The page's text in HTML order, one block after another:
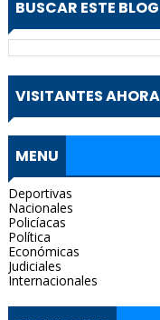
BUSCAR ESTE BLOG
VISITANTES AHORA
MENU
Deportivas
Nacionales
Policíacas
Política
Económicas
Judiciales
Internacionales